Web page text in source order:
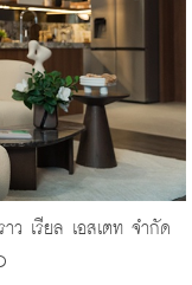
เรียล เอสเตท จำกัด